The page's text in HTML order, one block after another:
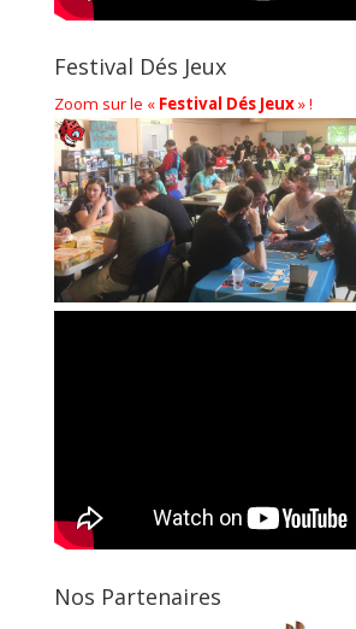
Festival Dés Jeux
Zoom sur le « Festival Dés Jeux» !
Nos Partenaires